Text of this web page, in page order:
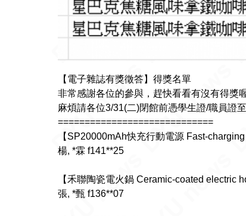
【電子雜誌有獎徵答】得獎名單
非常感謝各位的參與，趕快看看有沒有得獎
麻煩請各位3/31(二)閉館前憑學生證/職員證
=============================
【SP20000mAh快充行動電源 Fast-
楊, *霖 f141**25
【禾聯陶瓷電火鍋 Ceramic-coated electric
張, *甄 f136**07